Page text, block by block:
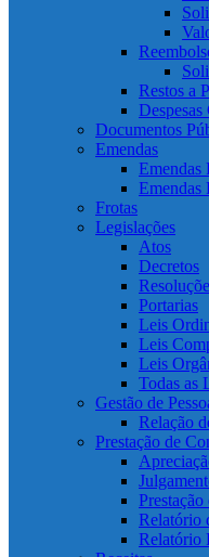
Restos a
Documentos
Emendas
Emendas
Emendas
Frotas
Legislações
Atos
Decretos
Portarias
Leis
Leis
Leis
Todas as
Gestão de
Relação
Prestação de
Relatório
Relatório